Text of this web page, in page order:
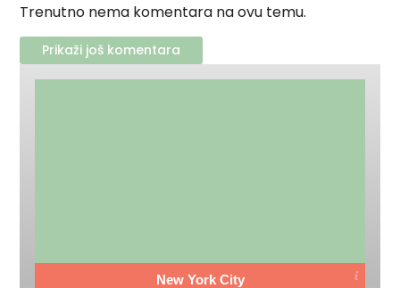
Trenutno nema komentara na ovu temu.
Prikaži još komentara
New York City